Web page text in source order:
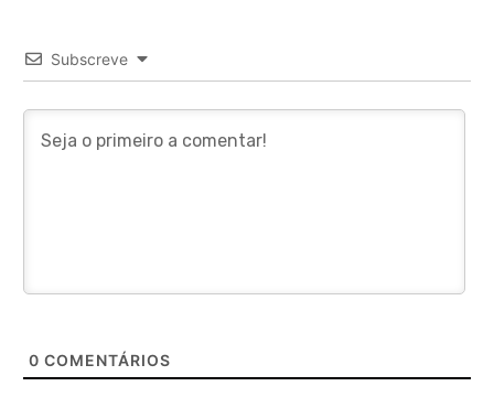
Subscreve
0 COMENTÁRIOS